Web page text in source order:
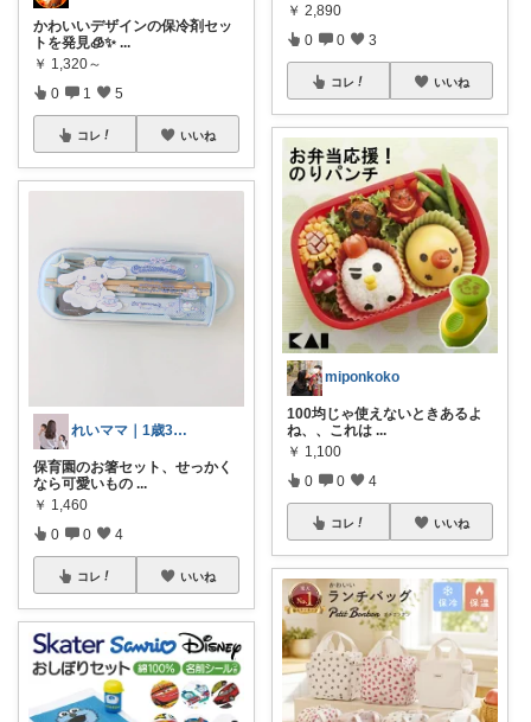
かわいいデザインの保冷剤セッ
トを発見🧊✨ ...
￥ 1,320～
0 1 5
コレ いいね
れいママ｜1歳3歳ワンオペ育児の時短術
保育園のお箸セット、せっかく
なら可愛いもの ...
￥ 1,460
0 0 4
コレ いいね
￥ 2,890
0 0 3
コレ いいね
miponkoko
100均じゃ使えないときあるよ
ね、、これは ...
￥ 1,100
0 0 4
コレ いいね